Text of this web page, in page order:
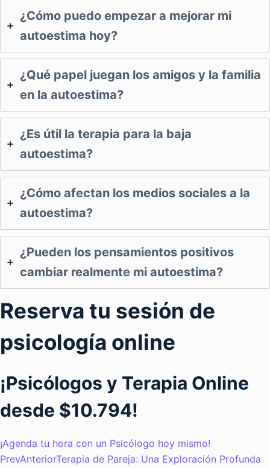
¿Cómo puedo empezar a mejorar mi
autoestima hoy?
¿Qué papel juegan los amigos y la familia
en la autoestima?
¿Es útil la terapia para la baja
autoestima?
¿Cómo afectan los medios sociales a la
autoestima?
¿Pueden los pensamientos positivos
cambiar realmente mi autoestima?
Reserva tu sesión de
psicología online
¡Psicólogos y Terapia Online
desde $10.794!
¡Agenda tu hora con un Psicólogo hoy mismo!
PrevAnteriorTerapia de Pareja: Una Exploración Profunda